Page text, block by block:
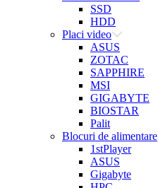
SSD
HDD
Placi video
ASUS
ZOTAC
SAPPHIRE
MSI
GIGABYTE
BIOSTAR
Palit
Blocuri de alimentare
1stPlayer
ASUS
Gigabyte